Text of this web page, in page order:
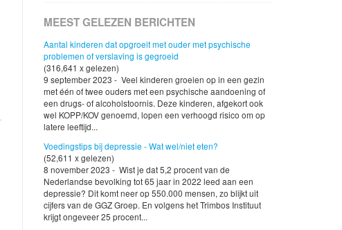
MEEST GELEZEN BERICHTEN
Aantal kinderen dat opgroeit met ouder met psychische
problemen of verslaving is gegroeid
(316,641 x gelezen)
9 september 2023 - Veel kinderen groeien op in een gezin
met één of twee ouders met een psychische aandoening of
een drugs- of alcoholstoornis. Deze kinderen, afgekort ook
wel KOPP/KOV genoemd, lopen een verhoogd risico om op
latere leeftijd...
Voedingstips bij depressie - Wat wel/niet eten?
(52,611 x gelezen)
8 november 2023 - Wist je dat 5,2 procent van de
Nederlandse bevolking tot 65 jaar in 2022 leed aan een
depressie? Dit komt neer op 550.000 mensen, zo blijkt uit
cijfers van de GGZ Groep. En volgens het Trimbos Instituut
krijgt ongeveer 25 procent...